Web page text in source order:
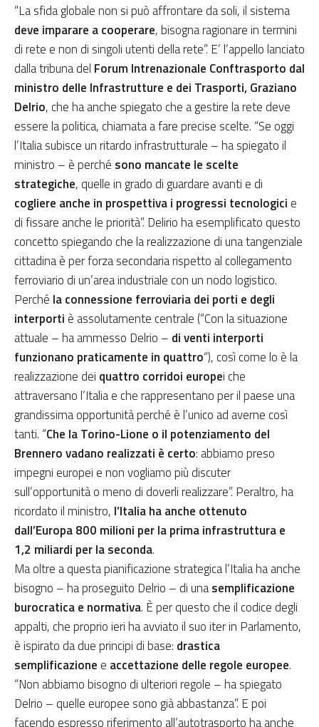
“La sfida globale non si può affrontare da soli, il sistema
deve imparare a cooperare, bisogna ragionare in termini
di rete e non di singoli utenti della rete”. E’ l’appello lanciato
dalla tribuna del Forum Intrenazionale Conftrasporto dal
ministro delle Infrastrutture e dei Trasporti, Graziano
Delrio, che ha anche spiegato che a gestire la rete deve
essere la politica, chiamata a fare precise scelte. “Se oggi
l’Italia subisce un ritardo infrastrutturale – ha spiegato il
ministro – è perché sono mancate le scelte
strategiche, quelle in grado di guardare avanti e di
cogliere anche in prospettiva i progressi tecnologici e
di fissare anche le priorità”. Delirio ha esemplificato questo
concetto spiegando che la realizzazione di una tangenziale
cittadina è per forza secondaria rispetto al collegamento
ferroviario di un’area industriale con un nodo logistico.
Perché la connessione ferroviaria dei porti e degli
interporti è assolutamente centrale (“Con la situazione
attuale – ha ammesso Delrio – di venti interporti
funzionano praticamente in quattro“), così come lo è la
realizzazione dei quattro corridoi europei che
attraversano l’Italia e che rappresentano per il paese una
grandissima opportunità perché è l’unico ad averne così
tanti. “Che la Torino-Lione o il potenziamento del
Brennero vadano realizzati è certo: abbiamo preso
impegni europei e non vogliamo più discuter
sull’opportunità o meno di doverli realizzare”. Peraltro, ha
ricordato il ministro, l’Italia ha anche ottenuto
dall’Europa 800 milioni per la prima infrastruttura e
1,2 miliardi per la seconda.
Ma oltre a questa pianificazione strategica l’Italia ha anche
bisogno – ha proseguito Delrio – di unasemplificazione
burocratica e normativa. È per questo che il codice degli
appalti, che proprio ieri ha avviato il suo iter in Parlamento,
è ispirato da due principi di base: drastica
semplificazione e accettazione delle regole europee.
“Non abbiamo bisogno di ulteriori regole – ha spiegato
Delrio – quelle europee sono già abbastanza”. E poi
facendo espresso riferimento all’autotrasporto ha anche